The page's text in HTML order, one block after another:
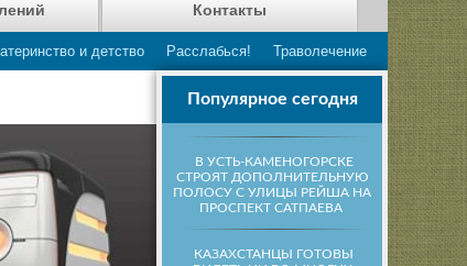
и детство Расслабься! Траволечение
Контакты
Популярное сегодня
В УСТЬ-КАМЕНОГОРСКЕ
СТРОЯТ ДОПОЛНИТЕЛЬНУЮ
ПОЛОСУ С УЛИЦЫ РЕЙША НА
ПРОСПЕКТ САТПАЕВА
КАЗАХСТАНЦЫ ГОТОВЫ